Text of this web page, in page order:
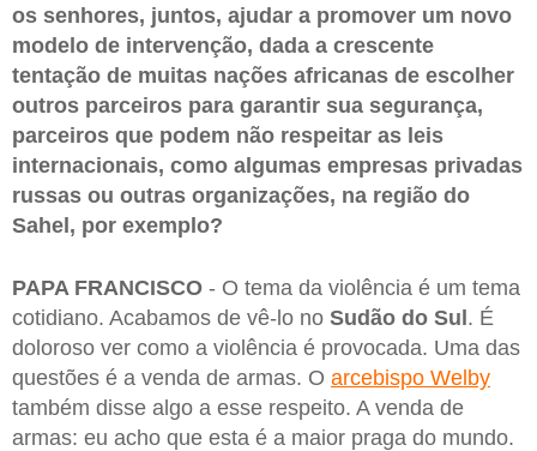
os senhores, juntos, ajudar a promover um novo
modelo de intervenção, dada a crescente
tentação de muitas nações africanas de escolher
outros parceiros para garantir sua segurança,
parceiros que podem não respeitar as leis
internacionais, como algumas empresas privadas
russas ou outras organizações, na região do
Sahel, por exemplo?
PAPA FRANCISCO - O tema da violência é um tema
cotidiano. Acabamos de vê-lo no Sudão do Sul. É
doloroso ver como a violência é provocada. Uma das
questões é a venda de armas. O arcebispo Welby
também disse algo a esse respeito. A venda de
armas: eu acho que esta é a maior praga do mundo.